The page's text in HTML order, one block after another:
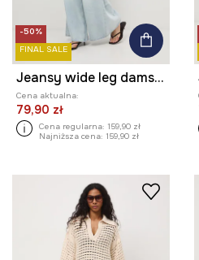
-50%
FINAL SALE
Jeansy wide leg damskie
Cena aktualna:
79,90 zł
Cena regularna: 159,90 zł
Najniższa cena: 159,90 zł